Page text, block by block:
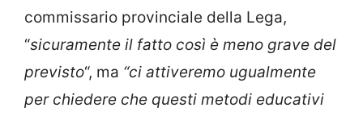
commissario provinciale della Lega,
“sicuramente il fatto così è meno grave del
previsto“, ma “ci attiveremo ugualmente
per chiedere che questi metodi educativi